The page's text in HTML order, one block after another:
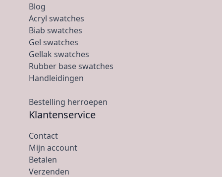
Blog
Acryl swatches
Biab swatches
Gel swatches
Gellak swatches
Rubber base swatches
Handleidingen
Bestelling herroepen
Klantenservice
Contact
Mijn account
Betalen
Verzenden